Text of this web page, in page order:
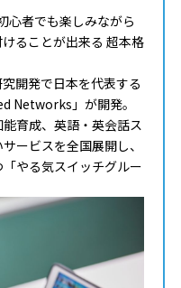
心者でも楽しみながら
ることが出来る 超本格
開発で日本を代表する
Networks」が開発。
育成、英語・英会話ス
ービスを全国展開し、
やる気スイッチグルー
ンスまで学べる最高の
や理解度に合わせた個
を学ぶことが出来ま